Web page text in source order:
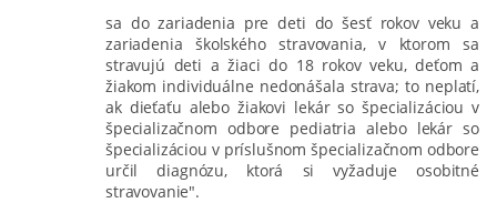
sa do zariadenia pre deti do šesť rokov veku a
zariadenia školského stravovania, v ktorom sa
stravujú deti a žiaci do 18 rokov veku, deťom a
žiakom individuálne nedonášala strava; to neplatí,
ak dieťaťu alebo žiakovi lekár so špecializáciou v
špecializačnom odbore pediatria alebo lekár so
špecializáciou v príslušnom špecializačnom odbore
určil diagnózu, ktorá si vyžaduje osobitné
stravovanie".